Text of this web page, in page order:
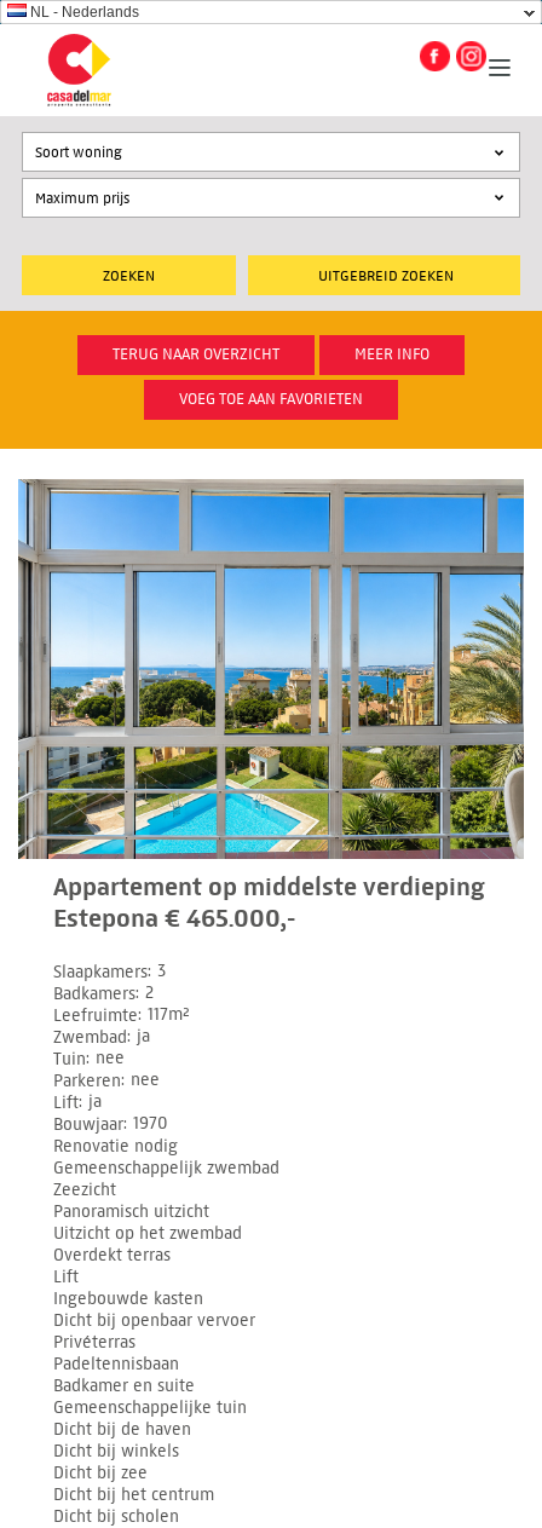
NL - Nederlands
UITGEBREID ZOEKEN
Soort woning
TERUG NAAR OVERZICHT MEER INFO
VOEG TOE AAN FAVORIETEN
Appartement op middelste verdieping
Estepona € 465.000,-
Slaapkamers 3
Badkamers 2
Leefruimte 117m²
Zwembad ja
Tuin nee
Parkeren nee
Lift ja
Bouwjaar 1970
Renovatie nodig
Gemeenschappelijk zwembad
Zeezicht
Panoramisch uitzicht
Uitzicht op het zwembad
Overdekt terras
Lift
Ingebouwde kasten
Dicht bij openbaar vervoer
Privéterras
Padeltennisbaan
Badkamer en suite
Gemeenschappelijke tuin
Dicht bij de haven
Dicht bij winkels
Dicht bij zee
Dicht bij het centrum
Dicht bij scholen